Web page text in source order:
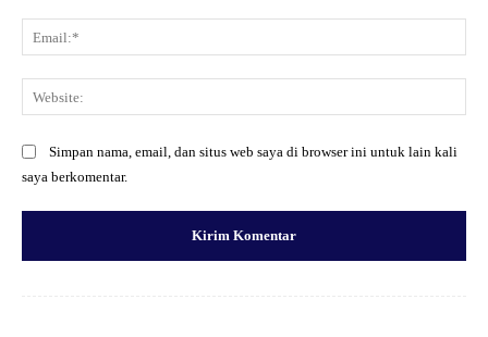
Simpan nama, email, dan situs web saya di browser ini untuk lain kali
saya berkomentar.